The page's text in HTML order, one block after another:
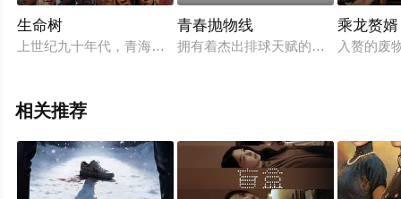
生命树
上世纪九十年代，青海高原上的玛治县高度依赖农牧业，一度
青春抛物线
拥有着杰出排球天赋的少女易安乐（
乘龙赘婿
入赘的废
相关推荐